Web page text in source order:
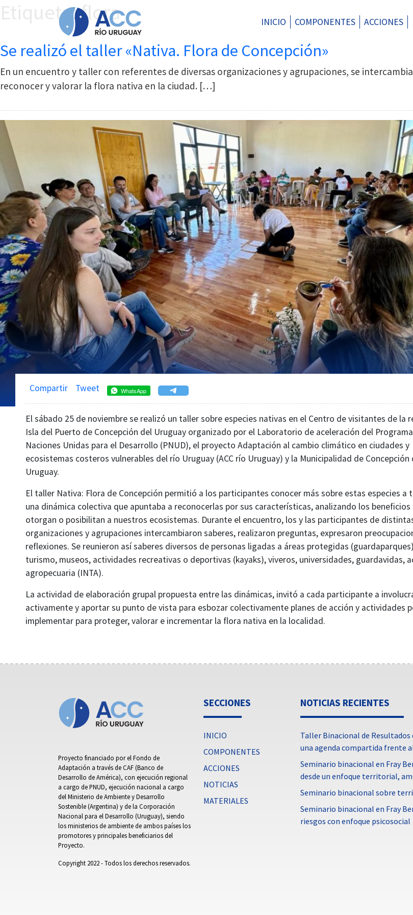
Ir al contenido principal
INICIO COMPONENTES ACCIONES
Etiqueta:flora
Se realizó el taller «Nativa. Flora de Concepción»
En un encuentro y taller con referentes de diversas organizaciones y agrupaciones, se
reconocer y valorar la flora nativa en la ciudad. […]
Compartir Tweet WhatsApp
El sábado 25 de noviembre se realizó un taller sobre especies nativas en el Centro de visitantes de la
Isla del Puerto de Concepción del Uruguay organizado por el Laboratorio de aceleración del
Naciones Unidas para el Desarrollo (PNUD), el proyecto Adaptación al cambio climático en ciudades y
ecosistemas costeros vulnerables del río Uruguay (ACC río Uruguay) y la Municipalidad de Concepción
Uruguay.
El taller Nativa: Flora de Concepción permitió a los participantes conocer más sobre estas especies a
una dinámica colectiva que apuntaba a reconocerlas por sus características, analizando los beneficios
otorgan o posibilitan a nuestros ecosistemas. Durante el encuentro, los y las participantes de
organizaciones y agrupaciones intercambiaron saberes, realizaron preguntas, expresaron
reflexiones. Se reunieron así saberes diversos de personas ligadas a áreas protegidas
turismo, museos, actividades recreativas o deportivas (kayaks), viveros, universidades, guardavidas,
agropecuaria (INTA).
La actividad de elaboración grupal propuesta entre las dinámicas, invitó a cada participante a
activamente y aportar su punto de vista para esbozar colectivamente planes de acción y actividades
implementar para proteger, valorar e incrementar la flora nativa en la localidad.
Proyecto financiado por el Fondo de
Adaptación a través de CAF (Banco de
Desarrollo de América), con ejecución regional
a cargo de PNUD, ejecución nacional a cargo
del Ministerio de Ambiente y Desarrollo
Sostenible (Argentina) y de la Corporación
Nacional para el Desarrollo (Uruguay), siendo
los ministerios de ambiente de ambos países los
promotores y principales beneficiarios del
Proyecto.
Copyright 2022 - Todos los derechos reservados.
SECCIONES
INICIO
COMPONENTES
ACCIONES
NOTICIAS
MATERIALES
NOTICIAS RECIENTES
Taller Binacional de Resultados
una agenda compartida frente
Seminario binacional en Fray
desde un enfoque territorial,
Seminario binacional sobre
Seminario binacional en Fray
riesgos con enfoque psicosocial